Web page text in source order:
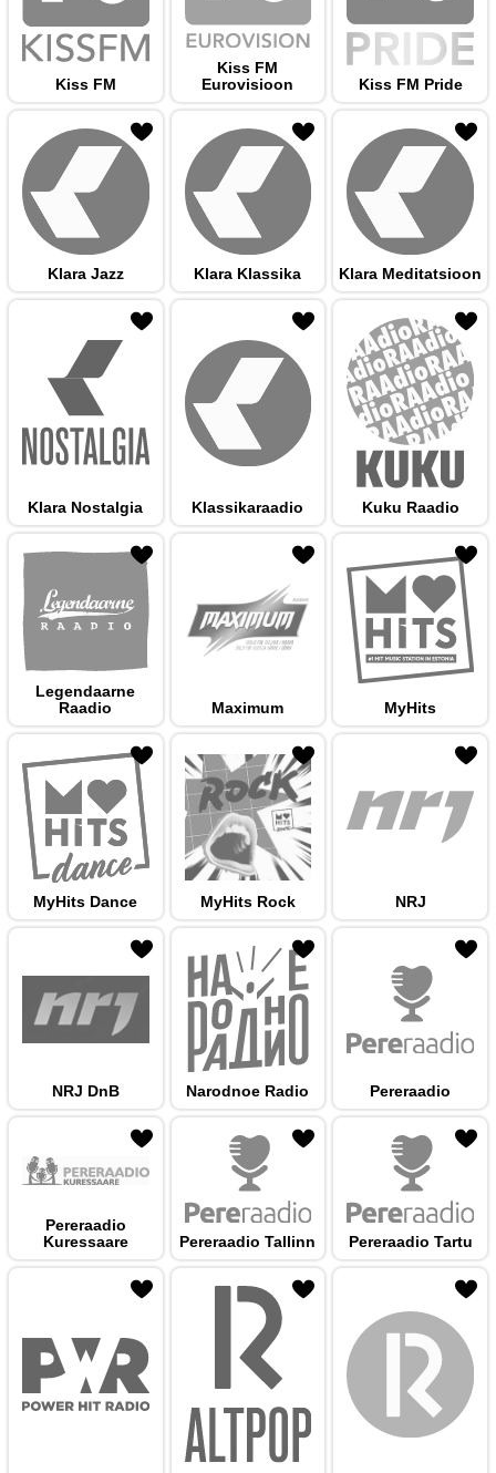
Kiss FM
Kiss FM
Eurovisioon
Kiss FM Pride
Klara Jazz Klara Klassika Klara Meditatsioon
Klara Nostalgia Klassikaraadio Kuku Raadio
Legendaarne
Raadio
Maximum MyHits
MyHits Dance MyHits Rock NRJ
NRJ DnB Narodnoe Radio Pereraadio
Pereraadio
Kuressaare
Pereraadio Tallinn Pereraadio Tartu